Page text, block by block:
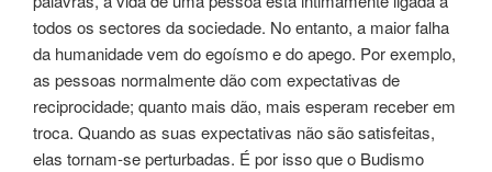
todos os sectores da sociedade. No entanto, a maior falha
da humanidade vem do egoísmo e do apego. Por exemplo,
as pessoas normalmente dão com expectativas de
reciprocidade; quanto mais dão, mais esperam receber em
troca. Quando as suas expectativas não são satisfeitas,
elas tornam-se perturbadas. É por isso que o Budismo